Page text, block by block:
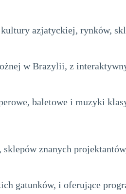
azjatyckiej, rynków,
w Brazylii, z
baletowe i muzyki
sklepów znanych
gatunków, i oferujące